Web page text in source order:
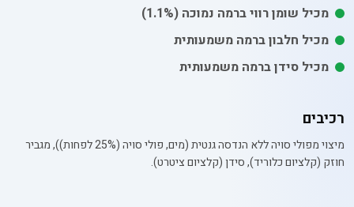
מכיל שומן רוויברמה נמוכה (1.1%)
מכיל חלבון ברמה משמעותית
מכיל סידן ברמה משמעותית
רכיבים
מיצוי מפולי סויה ללא הנדסה גנטית (מים, פולי סויה (25% לפחות)), מגביר
חוזק (קלציום כלוריד), סידן (קלציום ציטרט).